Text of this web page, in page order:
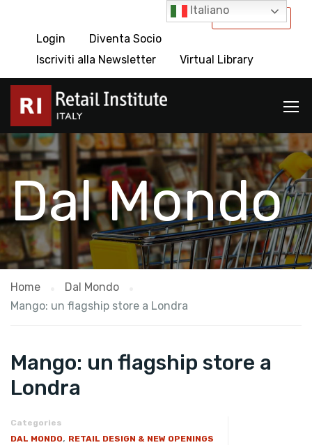
International
Login
Diventa Socio
Iscriviti alla Newsletter
Virtual Library
Dal Mondo
Home
Dal Mondo
Mango: un flagship store a Londra
Mango: un flagship store a
Londra
Categories
DAL MONDO, RETAIL DESIGN & NEW OPENINGS
Italiano